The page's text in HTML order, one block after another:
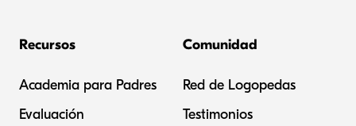
Recursos
Academia para Padres
Evaluación
Comunidad
Red de Logopedas
Testimonios